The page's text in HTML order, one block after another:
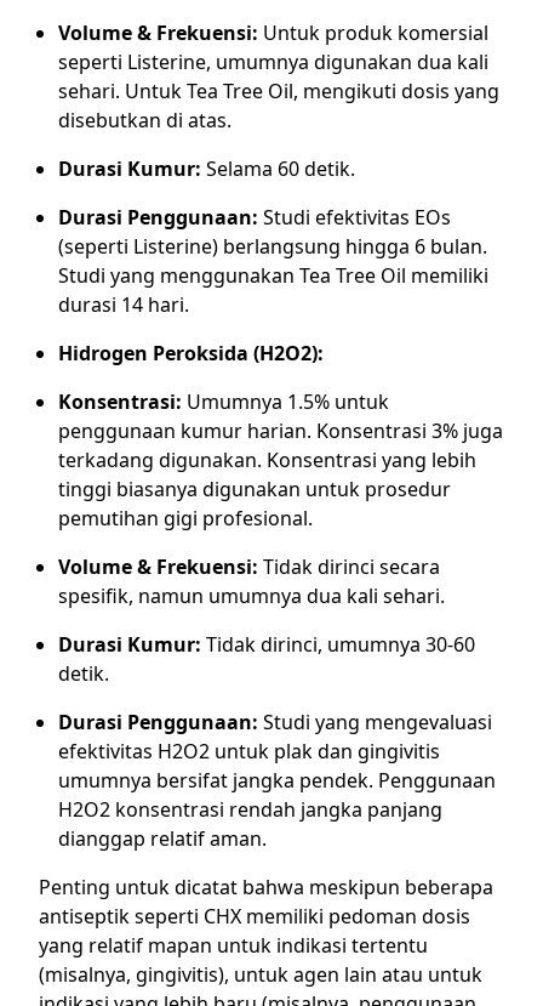
Volume & Frekuensi: Untuk produk komersial
seperti Listerine, umumnya digunakan dua kali
sehari. Untuk Tea Tree Oil, mengikuti dosis yang
disebutkan di atas.
Durasi Kumur: Selama 60 detik.
Durasi Penggunaan: Studi efektivitas EOs
(seperti Listerine) berlangsung hingga 6 bulan.
Studi yang menggunakan Tea Tree Oil memiliki
durasi 14 hari.
Hidrogen Peroksida (H2O2):
Konsentrasi: Umumnya 1.5% untuk
penggunaan kumur harian. Konsentrasi 3% juga
terkadang digunakan. Konsentrasi yang lebih
tinggi biasanya digunakan untuk prosedur
pemutihan gigi profesional.
Volume & Frekuensi: Tidak dirinci secara
spesifik, namun umumnya dua kali sehari.
Durasi Kumur: Tidak dirinci, umumnya 30-60
detik.
Durasi Penggunaan: Studi yang mengevaluasi
efektivitas H2O2 untuk plak dan gingivitis
umumnya bersifat jangka pendek. Penggunaan
H2O2 konsentrasi rendah jangka panjang
dianggap relatif aman.
Penting untuk dicatat bahwa meskipun beberapa
antiseptik seperti CHX memiliki pedoman dosis
yang relatif mapan untuk indikasi tertentu
(misalnya, gingivitis), untuk agen lain atau untuk